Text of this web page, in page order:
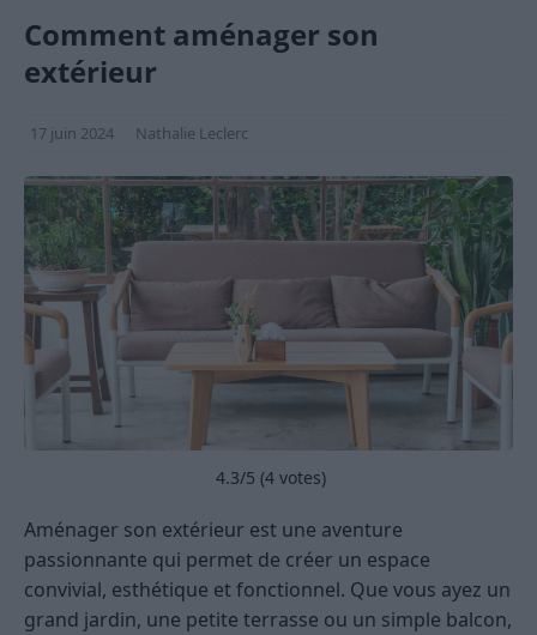
Comment aménager son
extérieur
17 juin 2024 Nathalie Leclerc
4.3/5 (4 votes)
Aménager son extérieur est une aventure
passionnante qui permet de créer un espace
convivial, esthétique et fonctionnel. Que vous ayez un
grand jardin, une petite terrasse ou un simple balcon,